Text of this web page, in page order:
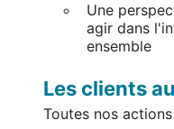
Une
agir dans
ensemble
Les clients
Toutes nos